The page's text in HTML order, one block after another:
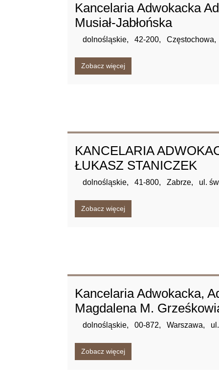
Kancelaria Adwokacka
Musiał-Jabłońska
dolnośląskie, 42-200, Częstochowa,
Zobacz więcej
KANCELARIA
ŁUKASZ STANICZEK
dolnośląskie, 41-800, Zabrze, ul.
Zobacz więcej
Kancelaria Adwokacka,
Magdalena M.
dolnośląskie, 00-872, Warszawa,
Zobacz więcej